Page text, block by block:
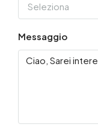
Seleziona
Messaggio